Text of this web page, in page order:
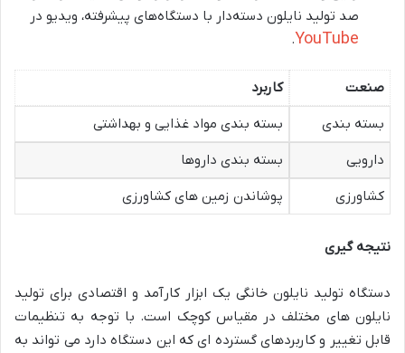
صد تولید نایلون دسته‌دار با دستگاه‌های پیشرفته، ویدیو در
YouTube
.
صنعت
کاربرد
بسته بندی
بسته بندی مواد غذایی و بهداشتی
دارویی
بسته بندی داروها
کشاورزی
پوشاندن زمین های کشاورزی
نتیجه گیری
دستگاه تولید نایلون خانگی یک ابزار کارآمد و اقتصادی برای تولید
نایلون های مختلف در مقیاس کوچک است. با توجه به تنظیمات
قابل تغییر و کاربردهای گسترده ای که این دستگاه دارد می تواند به